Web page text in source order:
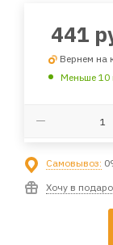
441
Вернем на
Меньше 10
Самовывоз:
Хочу в